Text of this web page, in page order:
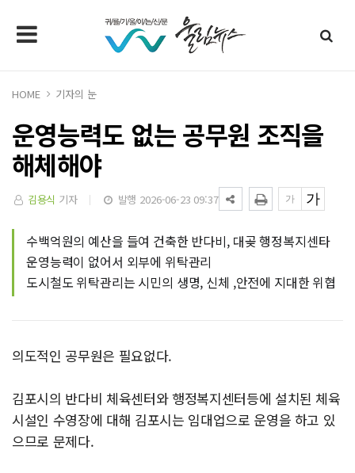
HOME 기자의 눈
운영능력도 없는 공무원 조직을
해체해야
김용식 기자 발행 2026-06-23 09:37
수백억원의 예산을 들여 건축한 반다비, 대곶 행정복지센타
운영능력이 없어서 외부에 위탁관리
도시철도 위탁관리는 시민의 생명, 신체 ,안전에 지대한 위협
의도적인 공무원은 필요없다.
김포시의 반다비 체육센터와 행정복지센터등에 설치된 체육
시설인 수영장에 대해 김포시는 임대업으로 운영을 하고 있
으므로 문제다.